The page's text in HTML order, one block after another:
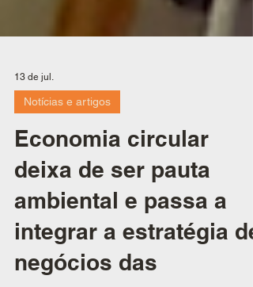
13 de jul.
Notícias e artigos
Economia circular
deixa de ser pauta
ambiental e passa a